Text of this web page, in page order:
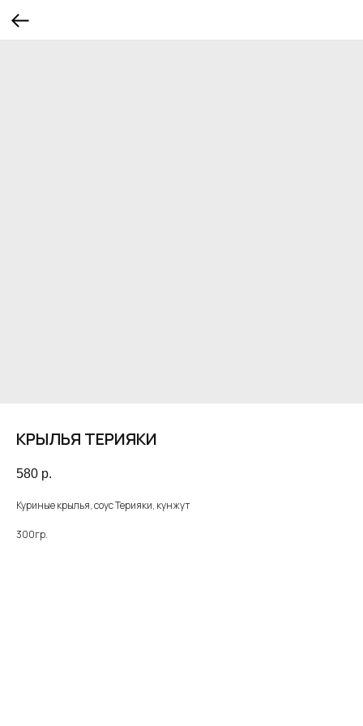
КРЫЛЬЯ ТЕРИЯКИ
580 р.
Куриные крылья, соус Терияки, кунжут
300гр.